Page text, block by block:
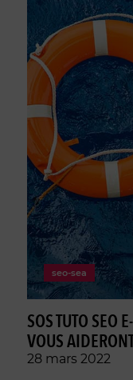
seo-sea
SOS TUTO SEO
VOUS
28 mars 2022